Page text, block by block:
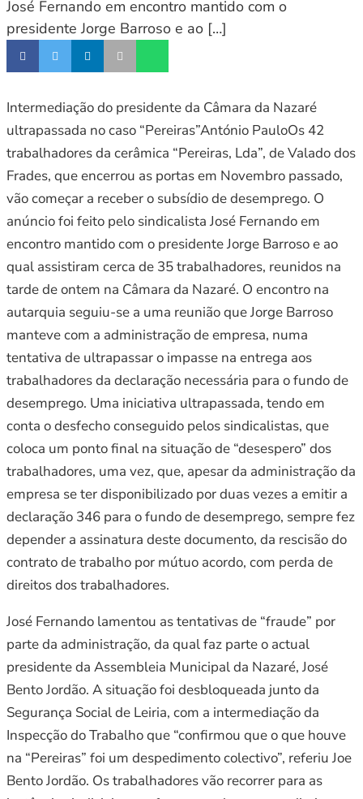
José Fernando em encontro mantido com o
presidente Jorge Barroso e ao […]
Intermediação do presidente da Câmara da Nazaré
ultrapassada no caso “Pereiras”António PauloOs 42
trabalhadores da cerâmica “Pereiras, Lda”, de Valado dos
Frades, que encerrou as portas em Novembro passado,
vão começar a receber o subsídio de desemprego. O
anúncio foi feito pelo sindicalista José Fernando em
encontro mantido com o presidente Jorge Barroso e ao
qual assistiram cerca de 35 trabalhadores, reunidos na
tarde de ontem na Câmara da Nazaré. O encontro na
autarquia seguiu-se a uma reunião que Jorge Barroso
manteve com a administração de empresa, numa
tentativa de ultrapassar o impasse na entrega aos
trabalhadores da declaração necessária para o fundo de
desemprego. Uma iniciativa ultrapassada, tendo em
conta o desfecho conseguido pelos sindicalistas, que
coloca um ponto final na situação de “desespero” dos
trabalhadores, uma vez, que, apesar da administração da
empresa se ter disponibilizado por duas vezes a emitir a
declaração 346 para o fundo de desemprego, sempre fez
depender a assinatura deste documento, da rescisão do
contrato de trabalho por mútuo acordo, com perda de
direitos dos trabalhadores.
José Fernando lamentou as tentativas de “fraude” por
parte da administração, da qual faz parte o actual
presidente da Assembleia Municipal da Nazaré, José
Bento Jordão. A situação foi desbloqueada junto da
Segurança Social de Leiria, com a intermediação da
Inspecção do Trabalho que “confirmou que o que houve
na “Pereiras” foi um despedimento colectivo”, referiu Joe
Bento Jordão. Os trabalhadores vão recorrer para as